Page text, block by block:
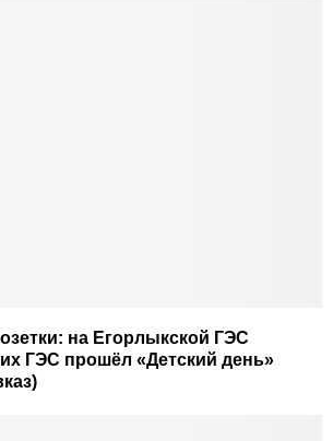
на Егорлыкской ГЭС
ГЭС прошёл «Детский день»